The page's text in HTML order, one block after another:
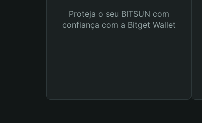
Proteja o seu BITSUN com
confiança com a Bitget Wallet